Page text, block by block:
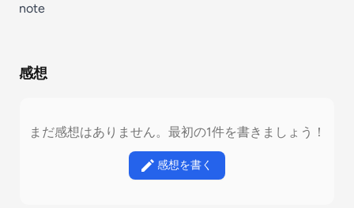
note
感想
まだ感想はありません。最初の1件を書きましょう！
感想を書く